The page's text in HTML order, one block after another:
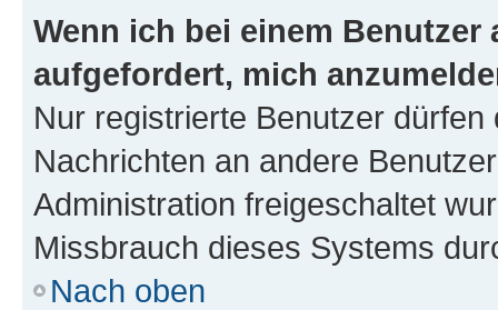
Wenn ich bei einem
aufgefordert, mich
Nur registrierte Benutzer
Nachrichten an andere
Administration freigeschaltet
Missbrauch dieses Systems
Nach oben